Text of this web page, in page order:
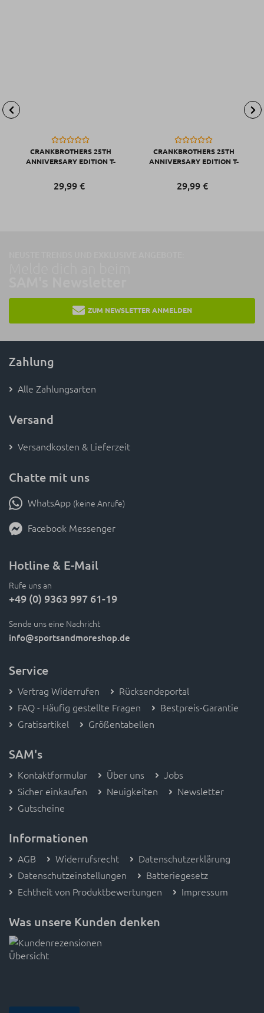
CRANKBROTHERS 25TH
ANNIVERSARY EDITION T-
GRAY, M
29,99 €
CRANKBROTHERS 25TH
ANNIVERSARY EDITION T-
GRAY, S
29,99 €
ZUM NEWSLETTER ANMELDEN
Zahlung
Alle Zahlungsarten
Versand
Versandkosten & Lieferzeit
Chatte mit uns
WhatsApp (keine Anrufe)
Facebook Messenger
Hotline & E-Mail
Rufe uns an
+49 (0) 9363 997 61-19
Sende uns eine Nachricht
info@sportsandmoreshop.de
Service
Vertrag Widerrufen
Rücksendeportal
FAQ - Häufig gestellte Fragen
Bestpreis-Garantie
Gratisartikel
Größentabellen
SAM's
Kontaktformular Über uns
Jobs
Sicher einkaufen
Neuigkeiten
Newsletter
Gutscheine
Informationen
AGB Widerrufsrecht
Datenschutzerklärung
Datenschutzeinstellungen
Batteriegesetz
Echtheit von Produktbewertungen
Impressum
Was unsere Kunden denken